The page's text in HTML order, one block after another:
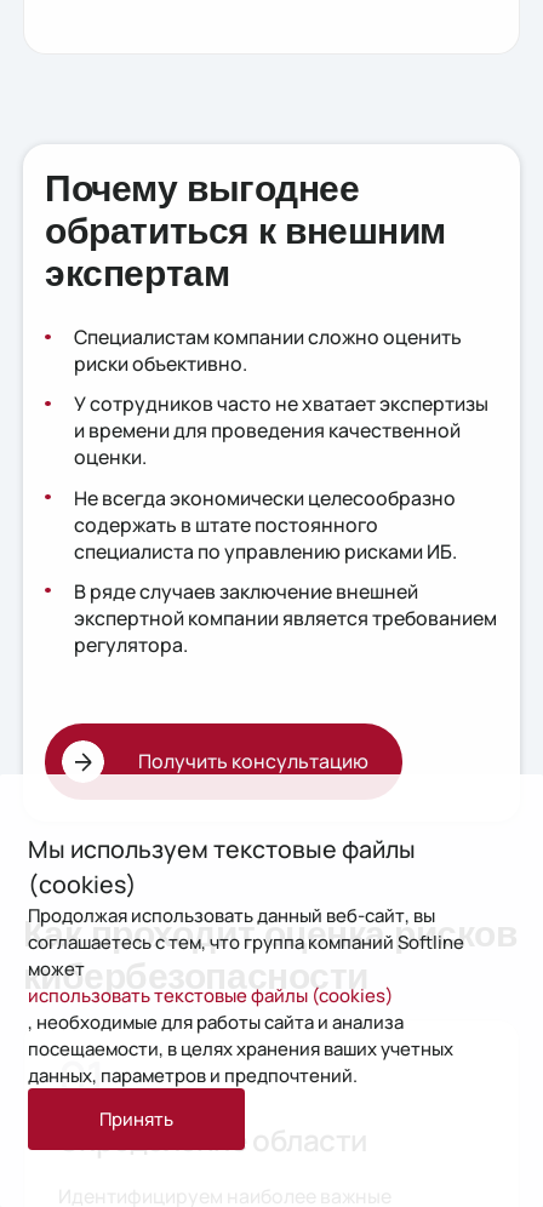
Почему выгоднее
обратиться к внешним
экспертам
Специалистам компании сложно оценить
риски объективно.
У сотрудников часто не хватает экспертизы
и времени для проведения качественной
оценки.
Не всегда экономически целесообразно
содержать в штате постоянного
специалиста по управлению рисками ИБ.
В ряде случаев заключение внешней
экспертной компании является требованием
регулятора.
Получить консультацию
Как проходит оценка рисков
кибербезопасности
01
Определение области
Мы используем текстовые файлы
(cookies)
Продолжая использовать данный веб-сайт, вы
соглашаетесь с тем, что группа компаний Softline
может
использовать текстовые файлы (cookies)
, необходимые для работы сайта и анализа
посещаемости, в целях хранения ваших учетных
данных, параметров и предпочтений.
Принять